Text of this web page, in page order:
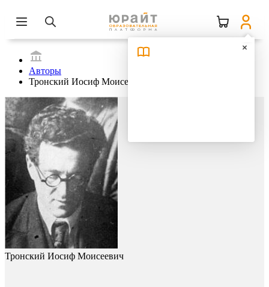
Авторы
Тронский Иосиф Моисеевич
Тронский Иосиф Моисеевич